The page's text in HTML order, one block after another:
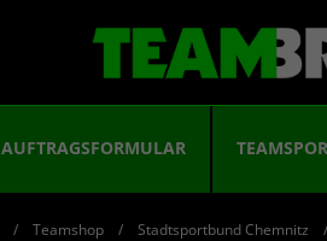
AUFTRAGSFORMULAR
Teamshop Stadtsportbund Chemnitz